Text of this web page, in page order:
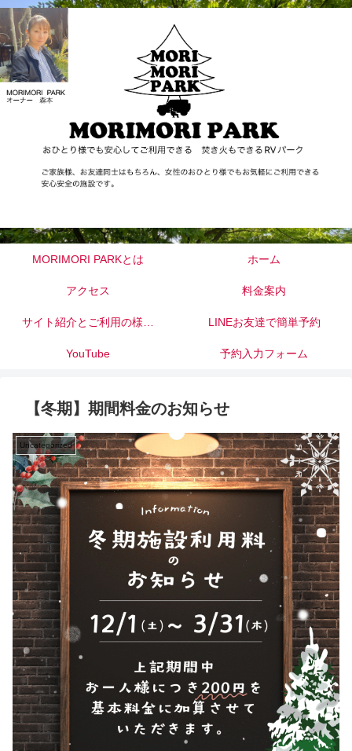
MORIMORI PARKとは ホーム
アクセス 料金案内
サイト紹介とご利用の様子
（駐車スペース）
LINEお友達で簡単予約
YouTube 予約入力フォーム
【冬期】期間料金のお知らせ
Uncategorized